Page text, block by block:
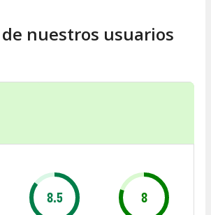
nuestros usuarios
8.5 8